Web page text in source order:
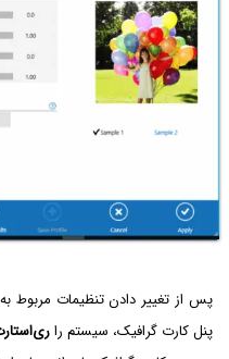
پس از تغییر دادن تنظیمات مربوط
پنل کارت گرافیک، سیستم را